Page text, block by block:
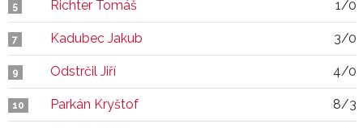
5 Richter Tomáš 1/0
7 Kadubec Jakub 3/0
9 Odstrčil Jiří 4/0
10 Parkán Kryštof 8/3